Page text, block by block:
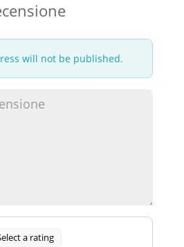
will not be published.
a rating